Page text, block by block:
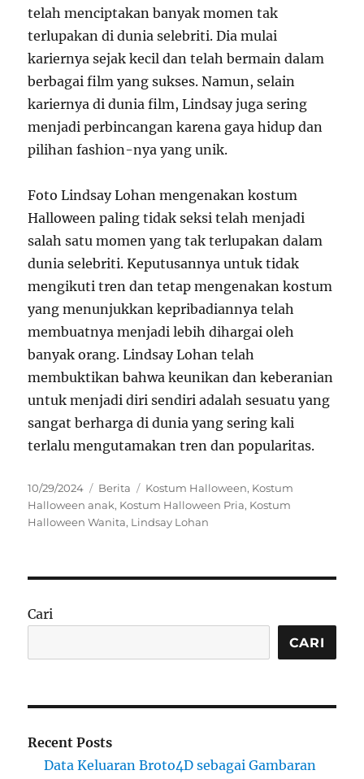
telah menciptakan banyak momen tak
terlupakan di dunia selebriti. Dia mulai
kariernya sejak kecil dan telah bermain dalam
berbagai film yang sukses. Namun, selain
kariernya di dunia film, Lindsay juga sering
menjadi perbincangan karena gaya hidup dan
pilihan fashion-nya yang unik.
Foto Lindsay Lohan mengenakan kostum
Halloween paling tidak seksi telah menjadi
salah satu momen yang tak terlupakan dalam
dunia selebriti. Keputusannya untuk tidak
mengikuti tren dan tetap mengenakan kostum
yang menunjukkan kepribadiannya telah
membuatnya menjadi lebih dihargai oleh
banyak orang. Lindsay Lohan telah
membuktikan bahwa keunikan dan keberanian
untuk menjadi diri sendiri adalah sesuatu yang
sangat berharga di dunia yang sering kali
terlalu mengutamakan tren dan popularitas.
Posted
on
10/29/2024 Categories
Berita Tags
Kostum Halloween, Kostum
Halloween anak, Kostum Halloween Pria, Kostum
Halloween Wanita, Lindsay Lohan
Cari
CARI
Recent Posts
Data Keluaran Broto4D sebagai Gambaran